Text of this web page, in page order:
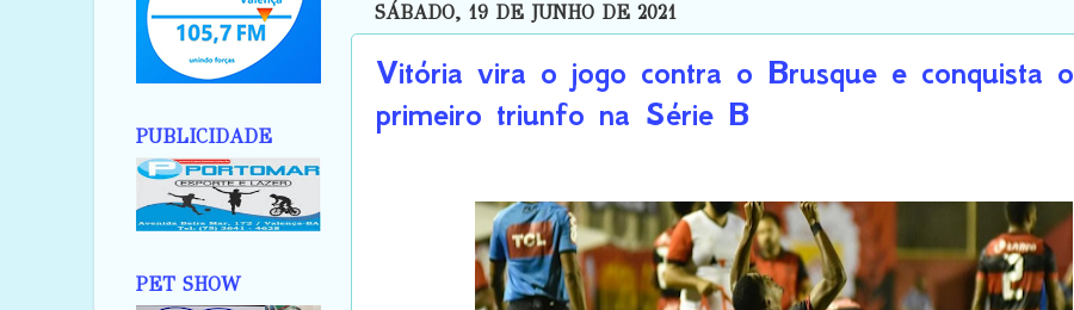
SÁBADO, 19 DE JUNHO DE 2021
Vitória vira o jogo contra o Brusque e conquista o
primeiro triunfo na Série B
PUBLICIDADE
PET SHOW